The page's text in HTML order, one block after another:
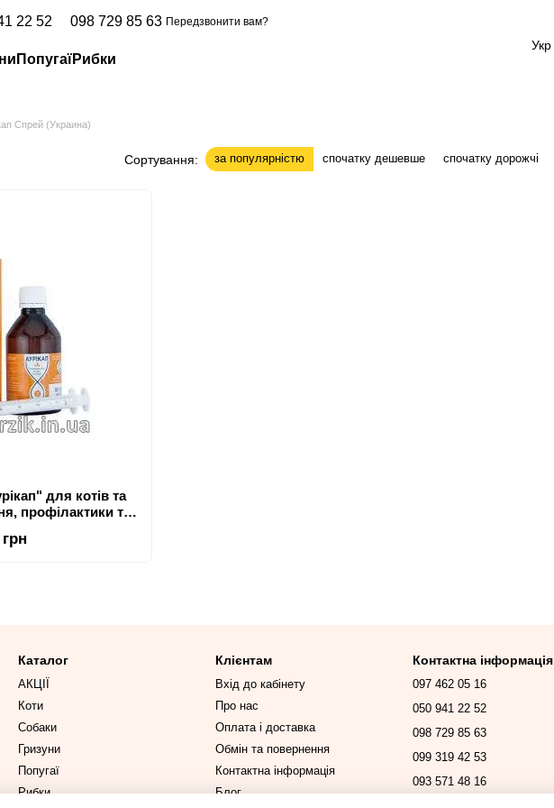
22 52 098 729 85 63 Передзвонити вам?
ПопугаїРибки
Укр
Спрей (Украина)
Сортування: за популярністю спочатку дешевше спочатку дорожчі
для котів та
профілактики та
Каталог
АКЦІЇ
Коти
Собаки
Гризуни
Попугаї
Рибки
Клієнтам
Вхід до кабінету
Про нас
Оплата і доставка
Обмін та повернення
Контактна інформація
Блог
Контактна інформація
097 462 05 16
050 941 22 52
098 729 85 63
099 319 42 53
093 571 48 16